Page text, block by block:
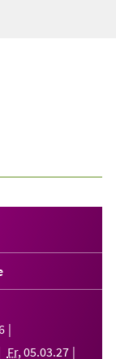
Fr, 05.03.27